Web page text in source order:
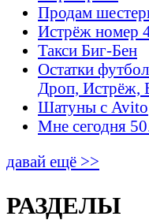
Продам
Истрёж номер
Такси Биг-Бен
Остатки
Дроп, Истрёж,
Шатуны с Avito
Мне сегодня
давай ещё >>
РАЗДЕЛЫ